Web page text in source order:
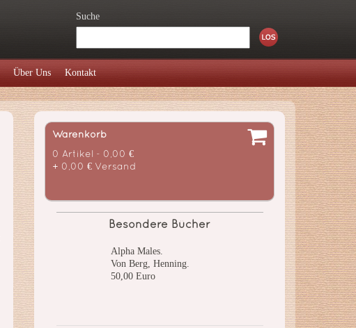
Suche
Über Uns Kontakt
Warenkorb
0 Artikel - 0,00 €
+ 0,00 € Versand
Besondere Bücher
Alpha Males.
Von Berg, Henning.
50,00 Euro